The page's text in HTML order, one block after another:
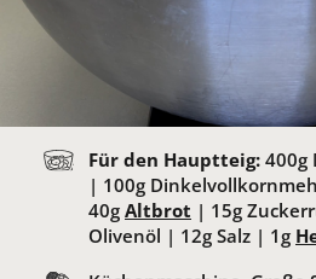
Für den Hauptteig: 400g
| 100g
40g Altbrot | 15g
Olivenöl | 12g Salz | 1g